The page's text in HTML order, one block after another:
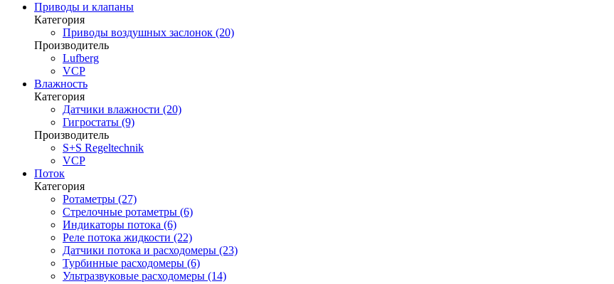
Приводы и клапаны
Категория
Приводы воздушных заслонок (20)
Производитель
Lufberg
VCP
Влажность
Категория
Датчики влажности (20)
Гигростаты (9)
Производитель
S+S Regeltechnik
VCP
Поток
Категория
Ротаметры (27)
Стрелочные ротаметры (6)
Индикаторы потока (6)
Реле потока жидкости (22)
Датчики потока и расходомеры (23)
Турбинные расходомеры (6)
Ультразвуковые расходомеры (14)